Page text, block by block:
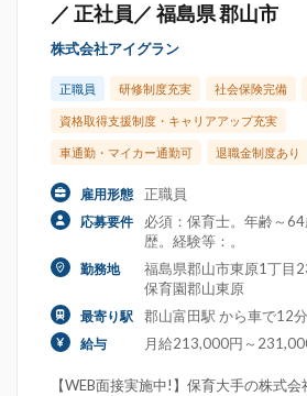
／ 正社員／ 福島県 郡山市
株式会社アイグラン
正職員 研修制度充実 社会保険完備
資格取得支援制度・キャリアアップ充実
車通勤・マイカー通勤可 退職金制度あり
雇用形態 正職員
応募要件
必須：保育士。年齢～
歴。経験等：。
勤務地
福島県郡山市東原1丁目
保育園郡山東原
最寄り駅 郡山富田駅 から車で12分
給与 月給213,000円～
【WEB面接実施中!】保育大手の株式